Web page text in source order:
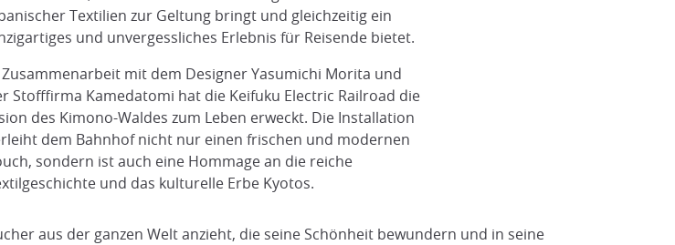
Textilien zur Geltung bringt und gleichzeitig ein
und unvergessliches Erlebnis für Reisende bietet.
Zusammenarbeit mit dem Designer Yasumichi Morita und
Stofffirma Kamedatomi hat die Keifuku Electric Railroad die
des Kimono-Waldes zum Leben erweckt. Die Installation
dem Bahnhof nicht nur einen frischen und modernen
sondern ist auch eine Hommage an die reiche
und das kulturelle Erbe Kyotos.
aus der ganzen Welt anzieht, die seine Schönheit bewundern und in seine